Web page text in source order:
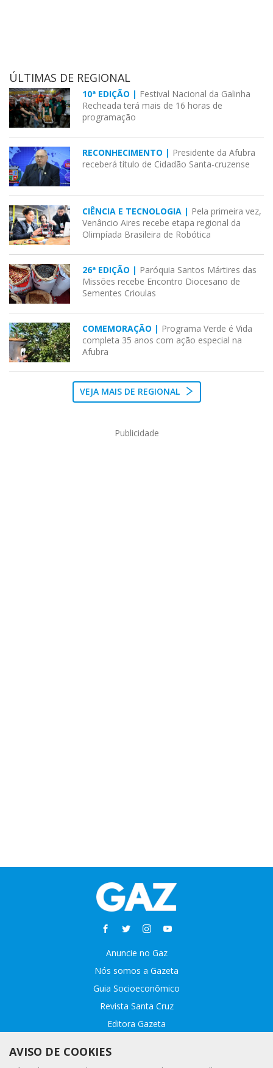
ÚLTIMAS DE REGIONAL
10ª EDIÇÃO | Festival Nacional da Galinha
Recheada terá mais de 16 horas de
programação
RECONHECIMENTO | Presidente da Afubra
receberá título de Cidadão Santa-cruzense
CIÊNCIA E TECNOLOGIA | Pela primeira vez,
Venâncio Aires recebe etapa regional da
Olimpíada Brasileira de Robótica
26ª EDIÇÃO | Paróquia Santos Mártires das
Missões recebe Encontro Diocesano de
Sementes Crioulas
COMEMORAÇÃO | Programa Verde é Vida
completa 35 anos com ação especial na
Afubra
VEJA MAIS DE REGIONAL
Publicidade
Anuncie no Gaz
Nós somos a Gazeta
Guia Socioeconômico
Revista Santa Cruz
Editora Gazeta
Fale conosco
AVISO DE COOKIES